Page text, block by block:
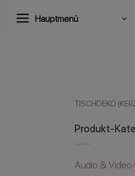
Inhalt
Hauptmenü
TISCHDEKO
Produkt-
Audio &